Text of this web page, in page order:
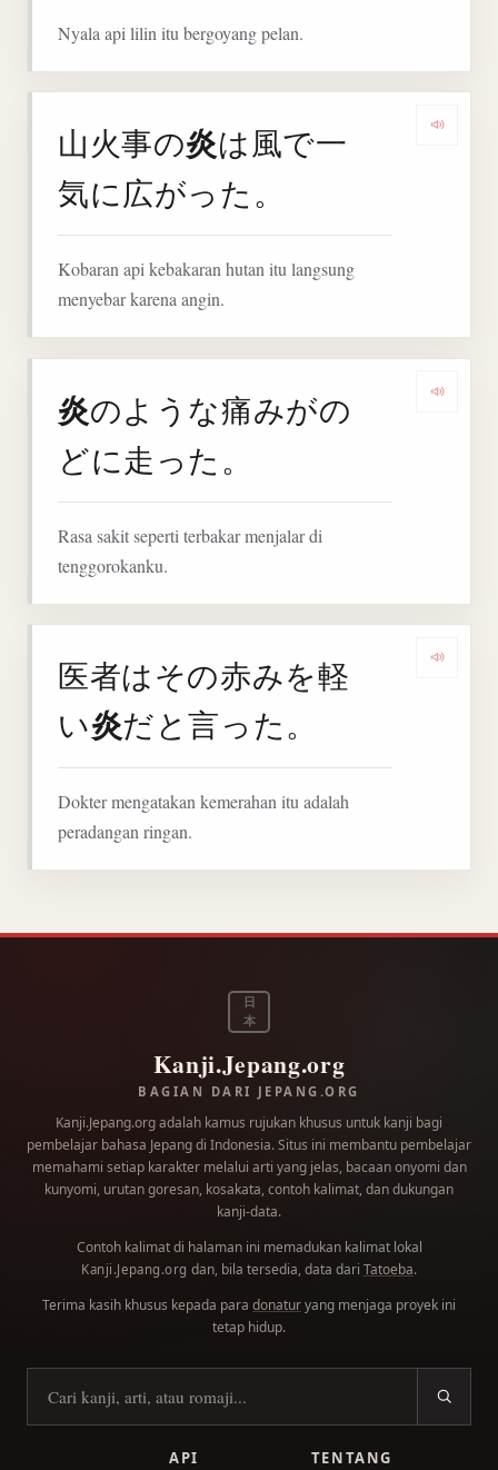
Nyala api lilin itu bergoyang pelan.
山火事の炎は風で一
気に広がった。
Kobaran api kebakaran hutan itu langsung
menyebar karena angin.
炎のような痛みがの
どに走った。
Rasa sakit seperti terbakar menjalar di
tenggorokanku.
医者はその赤みを軽
い炎だと言った。
Dokter mengatakan kemerahan itu adalah
peradangan ringan.
日
本
Kanji.Jepang.org
BAGIAN DARI JEPANG.ORG
Kanji.Jepang.org adalah kamus rujukan khusus untuk kanji bagi
pembelajar bahasa Jepang di Indonesia. Situs ini membantu pembelajar
memahami setiap karakter melalui arti yang jelas, bacaan onyomi dan
kunyomi, urutan goresan, kosakata, contoh kalimat, dan dukungan
kanji-data.
Contoh kalimat di halaman ini memadukan kalimat lokal
Kanji.Jepang.org dan, bila tersedia, data dari Tatoeba.
Terima kasih khusus kepada para donaturyang menjaga proyek ini
tetap hidup.
Cari kanji
API TENTANG